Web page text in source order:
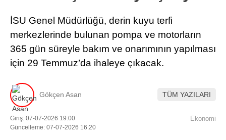
İSU Genel Müdürlüğü, derin kuyu terfi
merkezlerinde bulunan pompa ve motorların
365 gün süreyle bakım ve onarımının yapılması
için 29 Temmuz’da ihaleye çıkacak.
Gökçen Asan TÜM YAZILARI
Giriş: 07-07-2026 19:00
Güncelleme: 07-07-2026 16:20
Ekonomi